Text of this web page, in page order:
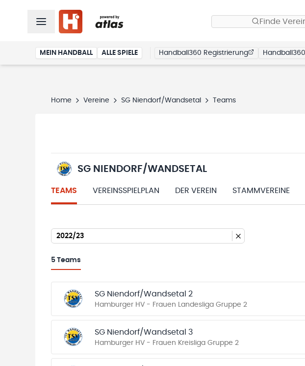
Finde
MEIN HANDBALL ALLE SPIELE Handball360 Registrierung
Home Vereine SG Niendorf/Wandsetal Teams
SG NIENDORF/WANDSETAL
TEAMS VEREINSSPIELPLAN DER VEREIN STAMMVEREINE
2022/23
5 Teams
SG Niendorf/Wandsetal 2
Hamburger HV - Frauen Landesliga Gruppe 2
SG Niendorf/Wandsetal 3
Hamburger HV - Frauen Kreisliga Gruppe 2